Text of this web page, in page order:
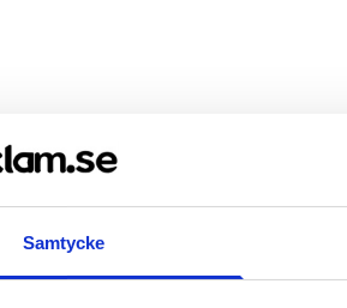
Samtycke